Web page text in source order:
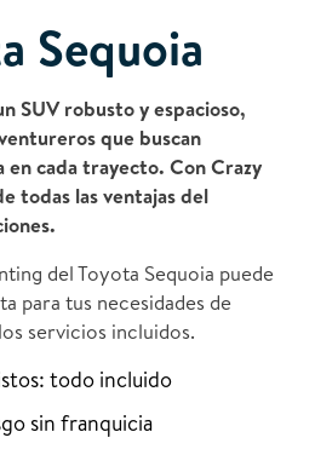
Sequoia
SUV robusto y espacioso,
que buscan
cada trayecto. Con Crazy
todas las ventajas del
del Toyota Sequoia puede
para tus necesidades de
servicios incluidos.
todo incluido
sin franquicia